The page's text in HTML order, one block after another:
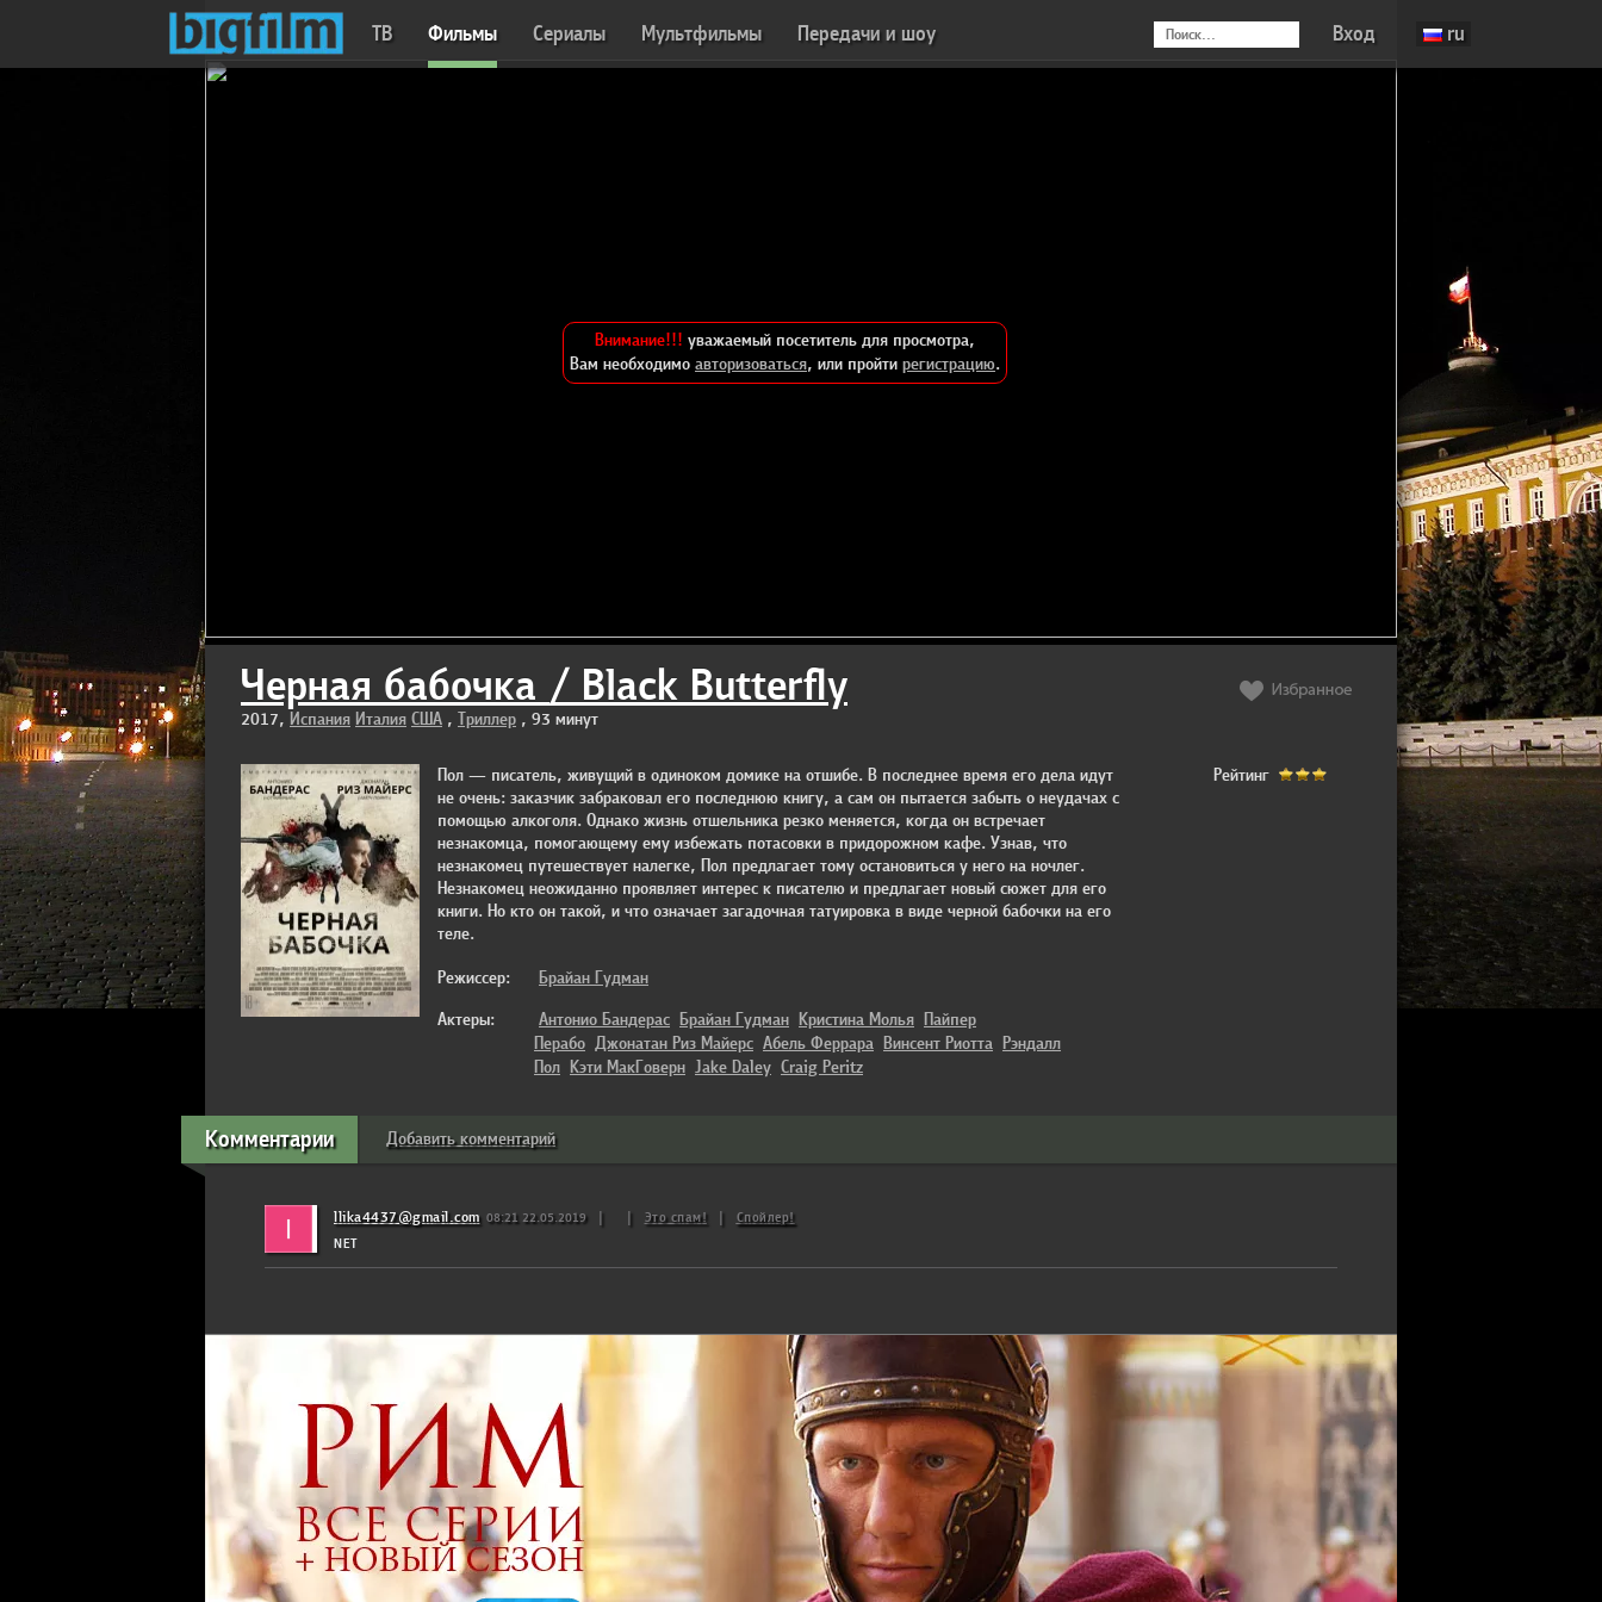
Вход ru
ТВ Фильмы Сериалы Мультфильмы Передачи и шоу
Внимание!!! уважаемый посетитель для просмотра,
Вам необходимо авторизоваться, или пройти регистрацию.
Черная бабочка / Black Butterfly
2017, Испания Италия США , Триллер , 93 минут
Рейтинг
Пол — писатель, живущий в одиноком домике на отшибе. В последнее время его дела идут
не очень: заказчик забраковал его последнюю книгу, а сам он пытается забыть о неудачах с
помощью алкоголя. Однако жизнь отшельника резко меняется, когда он встречает
незнакомца, помогающему ему избежать потасовки в придорожном кафе. Узнав, что
незнакомец путешествует налегке, Пол предлагает тому остановиться у него на ночлег.
Незнакомец неожиданно проявляет интерес к писателю и предлагает новый сюжет для его
книги. Но кто он такой, и что означает загадочная татуировка в виде черной бабочки на его
теле.
Режиссер:
Брайан Гудман
Актеры:
Антонио Бандерас Брайан Гудман Кристина Молья Пайпер
Перабо Джонатан Риз Майерс Абель Феррара Винсент Риотта Рэндалл
Пол Кэти МакГоверн Jake Daley Craig Peritz
Комментарии Добавить комментарий
llika4437@gmail.com 08:21 22.05.2019 Это спам!
Спойлер!
NET